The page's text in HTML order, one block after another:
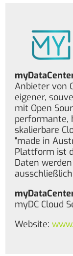
Anbieter von
eigener,
mit Open
performante,
skalierbare
"made in
Plattform ist
Daten
myDC Cloud
Website: